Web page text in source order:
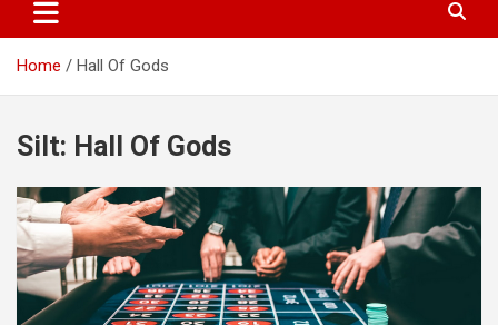
Home Hall Of Gods
Silt: Hall Of Gods